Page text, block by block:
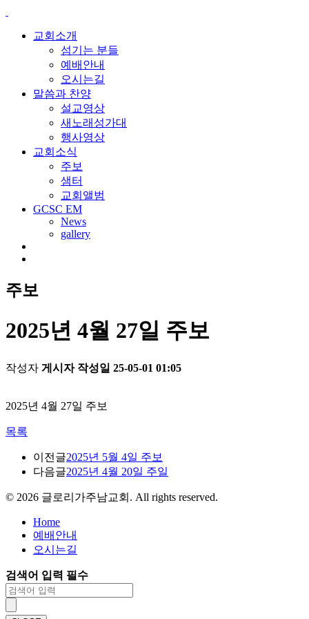
교회소개
섬기는 분들
예배안내
오시는길
말씀과 찬양
설교영상
새노래성가대
행사영상
교회소식
주보
샘터
교회앨범
GCSC EM
News
gallery
주보
2025년 4월 27일 주보
작성자 게시자 작성일 25-05-01 01:05
2025년 4월 27일 주보
목록
이전글2025년 5월 4일 주보
다음글2025년 4월 20일 주일
© 2026 글로리가주남교회. All rights reserved.
Home
예배안내
오시는길
검색어 입력 필수